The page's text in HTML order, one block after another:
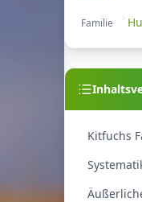
Familie
Kitfuchs